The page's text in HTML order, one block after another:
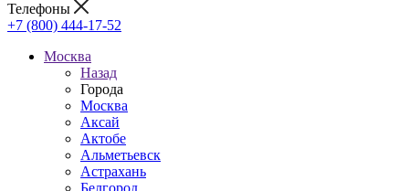
Телефоны
+7 (800) 444-17-52
Москва
Назад
Города
Москва
Аксай
Актобе
Альметьевск
Астрахань
Белгород